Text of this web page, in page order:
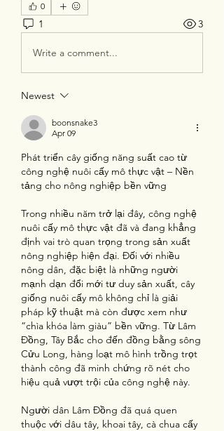
0
1 3
Write a comment...
Newest
boonsnake3
Apr 09
Phát triển cây giống năng suất cao từ
công nghệ nuôi cấy mô thực vật – Nền
tảng cho nông nghiệp bền vững
Trong nhiều năm trở lại đây, công nghệ
nuôi cấy mô thực vật đã và đang khẳng
định vai trò quan trọng trong sản xuất
nông nghiệp hiện đại. Đối với nhiều
nông dân, đặc biệt là những người
mạnh dạn đổi mới tư duy sản xuất, cây
giống nuôi cấy mô không chỉ là giải
pháp kỹ thuật mà còn được xem như
“chìa khóa làm giàu” bền vững. Từ Lâm
Đồng, Tây Bắc cho đến đồng bằng sông
Cửu Long, hàng loạt mô hình trồng trọt
thành công đã minh chứng rõ nét cho
hiệu quả vượt trội của công nghệ này.
Người dân Lâm Đồng đã quá quen
thuộc với dâu tây, khoai tây, cà chua cấy